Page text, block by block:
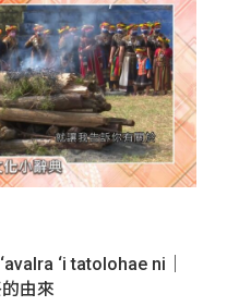
‘i tatolohae ni｜
由來